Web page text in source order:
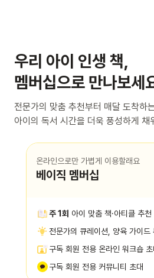
우리 아이 인생 책,
멤버십으로 만나보세
전문가의 맞춤 추천부터 매달 도착하
아이의 독서 시간을 더욱 풍성하게 채
온라인으로만 가볍게 이용할래요
베이직 멤버십
주 1회 아이 맞춤 책·아티클 추천
전문가의 큐레이션, 양육 가이드
구독 회원 전용 온라인 워크숍 초
구독 회원 전용 커뮤니티 초대